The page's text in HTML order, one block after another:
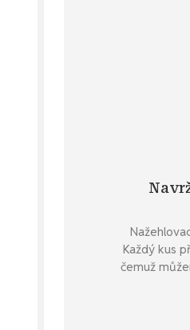
Každý kus
čemuž